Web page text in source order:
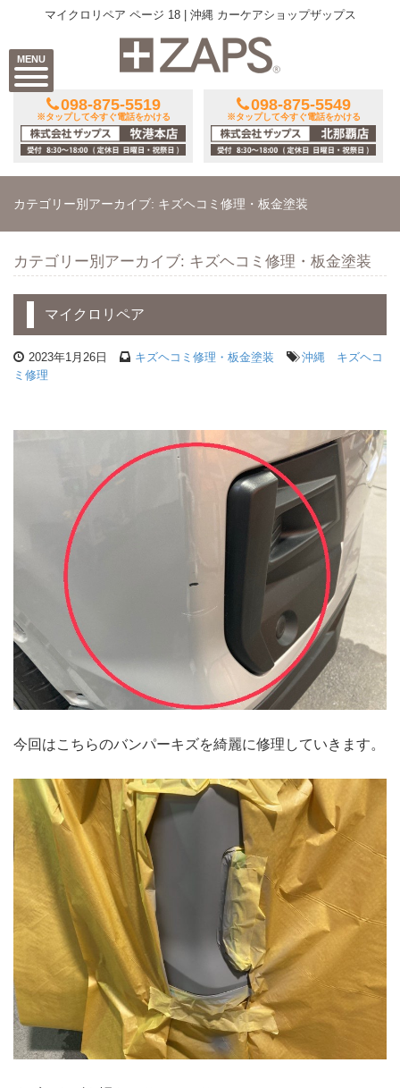
MENU
マイクロリペア ページ 18 | 沖縄 カーケアショップザップス
098-875-5519
※タップして今すぐ電話をかける
098-875-5549
※タップして今すぐ電話をかける
カテゴリー別アーカイブ: キズヘコミ修理・板金塗装
カテゴリー別アーカイブ: キズヘコミ修理・板金塗装
マイクロリペア
2023年1月26日 キズヘコミ修理・板金塗装
沖縄 キズヘコ
ミ修理
今回はこちらのバンパーキズを綺麗に修理していきます。